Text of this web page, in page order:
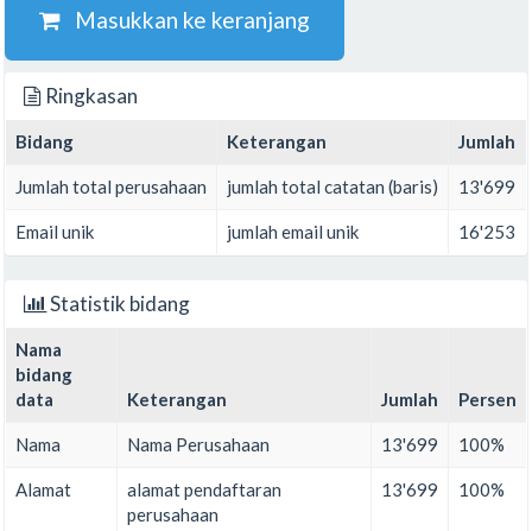
Masukkan ke keranjang
Ringkasan
Bidang Keterangan Jumlah
Jumlah total perusahaan jumlah total catatan (baris) 13'699
Email unik jumlah email unik 16'253
Statistik bidang
Nama
bidang
data
Keterangan Jumlah Persen
Nama Nama Perusahaan 13'699 100%
Alamat
alamat pendaftaran
perusahaan
13'699 100%